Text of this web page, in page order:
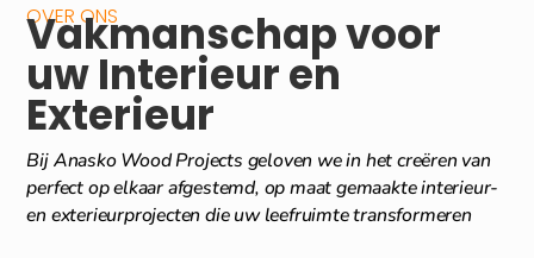
OVER ONS
Vakmanschap voor
uw Interieur en
Exterieur
Bij Anasko Wood Projects geloven we in het creëren van
perfect op elkaar afgestemd, op maat gemaakte interieur-
en exterieurprojecten die uw leefruimte transformeren